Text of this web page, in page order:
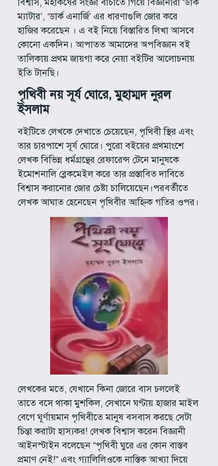
বিশ্বাস, মহাকর্ষের সংজ্ঞা বাঁচাতে গিয়ে বিজ্ঞানীরা ‘ডার্ক
ম্যাটার’, ‘ডার্ক এনার্জি’ এর ধারণাগুলি জোর করে
হাজির করেছেন । এ বই নিয়ে বিস্তারিত লিখা আসবে
কোনো একদিন। আপাতত আমাদের অপবিজ্ঞান বই
তালিকায় প্রথম জায়গা করে নেয়া বইটির আলোচনায়
ইতি টানছি।
পৃথিবী নয় সূর্য ঘোরে, মুহাম্মদ নুরল
ইসলাম
বইটিতে লেখকে দেখাতে চেয়েছেন, পৃথিবী স্থির এবং
তার চারপাশে সূর্য ঘোরে। পুরো বইয়ের প্রথমাংশে
লেখক বিভিন্ন ধর্মগ্রন্থের রেফারেন্স টেনে মানুষকে
ইমোশনালি ব্লেকমেইল করে তার প্রস্তাবিত দাবিতে
বিশ্বাস করানোর জোর চেষ্টা চালিয়েছেন।পরবর্তীতে
লেখক আঘাত হেনেছেন পৃথিবীর আহ্নিক গতির ওপর।
লেখকের মতে, যেখানে কিনা জোরে বাস চললেই
তাতে বসে থাকা মুশকিল, সেখানে ঘণ্টায় হাজার মাইল
বেগে ঘূর্ণায়মান পৃথিবীতে মানুষ বসবাস করছে সেটা
চিন্তা করাটা হাস্যকর! লেখক বিশ্বাস করেন বিজ্ঞানী
আইনস্টাইন বলেছেন “পৃথিবী ঘুরে এর কোন বাস্তব
প্রমাণ নেই!” এবং গ্যালিলিওকে নাস্তিক আখ্যা দিয়ে